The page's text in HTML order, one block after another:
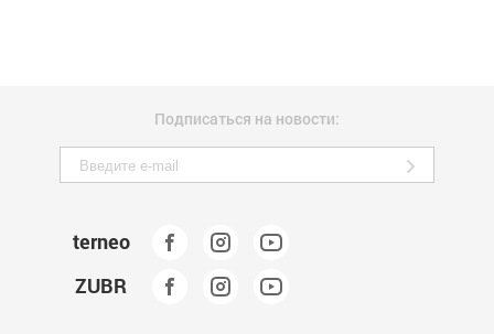
Подписаться на новости:
terneo
ZUBR